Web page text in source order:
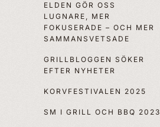
ELDEN GÖR OSS
LUGNARE, MER
FOKUSERADE – OCH MER
SAMMANSVETSADE
GRILLBLOGGEN SÖKER
EFTER NYHETER
KORVFESTIVALEN 2025
SM I GRILL OCH BBQ 2023